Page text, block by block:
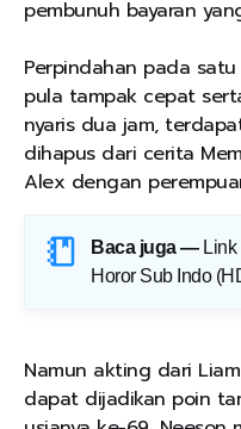
pembunuh bayaran
Perpindahan pada
pula tampak cepat
nyaris dua jam,
dihapus dari cerita
Alex dengan
Baca juga —
Horor Sub Indo
Namun akting dari
dapat dijadikan poin